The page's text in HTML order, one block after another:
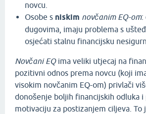
novcu.
Osobe s niskim novčanim EQ-om:
dugovima, imaju problema s
osjećati stalnu financijsku
Novčani EQima veliki utjecaj na
pozitivni odnos prema novcu (koji
visokim novčanim EQ-om) privlači
donošenje boljih financijskih odluka i
motivaciju za postizanjem ciljeva. To